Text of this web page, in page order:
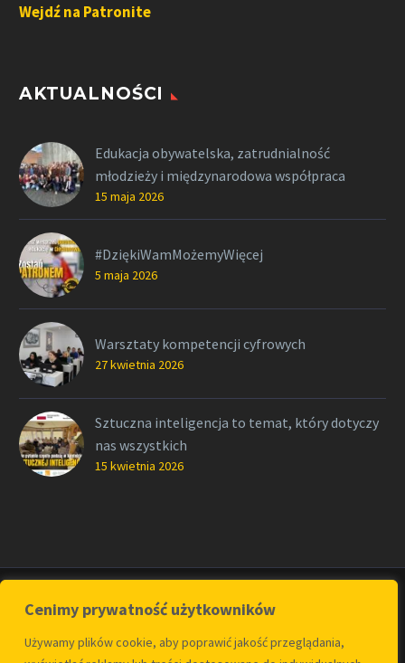
Cenimy prywatność użytkowników
Używamy plików cookie, aby poprawić jakość przeglądania,
Wejdź na Patronite
AKTUALNOŚCI
Edukacja obywatelska, zatrudnialność
młodzieży i międzynarodowa współpraca
15 maja 2026
#DziękiWamMożemyWięcej
5 maja 2026
Warsztaty kompetencji cyfrowych
27 kwietnia 2026
Sztuczna inteligencja to temat, który dotyczy
nas wszystkich
15 kwietnia 2026